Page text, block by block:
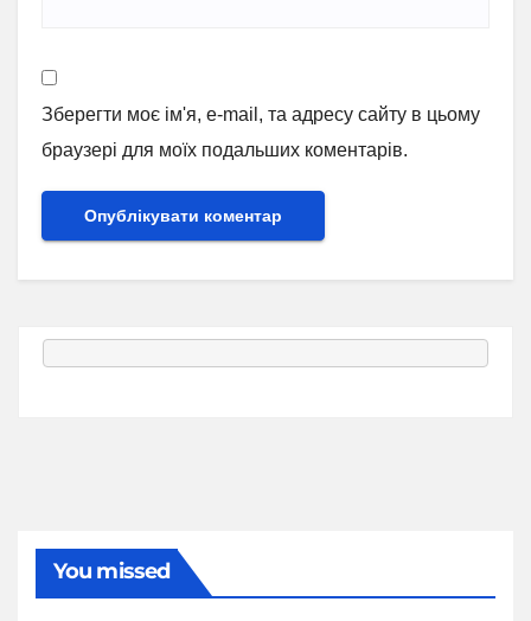
Зберегти моє ім'я, e-mail, та адресу сайту в цьому
браузері для моїх подальших коментарів.
You missed